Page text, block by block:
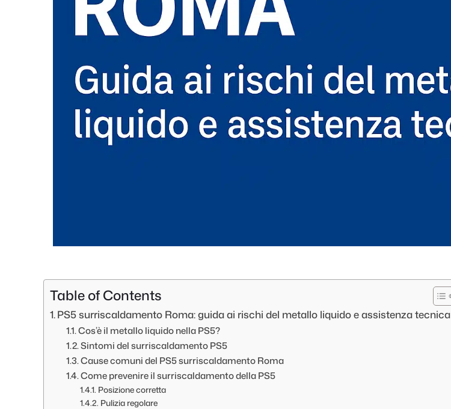
Table of Contents
PS5 surriscaldamento Roma: guida ai rischi del metallo liquido e assistenza tecnica
Cos’è il metallo liquido nella PS5?
Sintomi del surriscaldamento PS5
Cause comuni del PS5 surriscaldamento Roma
Come prevenire il surriscaldamento della PS5
Posizione corretta
Pulizia regolare